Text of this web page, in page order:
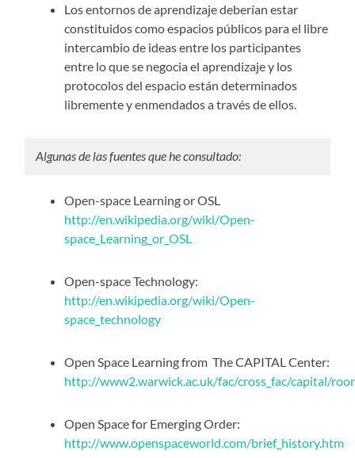
Los entornos de aprendizaje deberían estar
constituidos como espacios públicos para el libre
intercambio de ideas entre los participantes
entre lo que se negocia el aprendizaje y los
protocolos del espacio están determinados
libremente y enmendados a través de ellos.
Algunas de las fuentes que he consultado:
Open-space Learning or OSL
http://en.wikipedia.org/wiki/Open-
space_Learning_or_OSL
Open-space Technology:
http://en.wikipedia.org/wiki/Open-
space_technology
Open Space Learning from The CAPITAL Center:
http://www2.warwick.ac.uk/fac/cross_fac/capital/
Open Space for Emerging Order:
http://www.openspaceworld.com/brief_history.htm